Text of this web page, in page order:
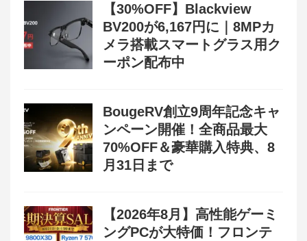
【30%OFF】Blackview
BV200が6,167円に｜8MPカ
メラ搭載スマートグラス用ク
ーポン配布中
BougeRV創立9周年記念キャ
ンペーン開催！全商品最大
70%OFF＆豪華購入特典、8
月31日まで
【2026年8月】高性能ゲーミ
ングPCが大特価！フロンテ